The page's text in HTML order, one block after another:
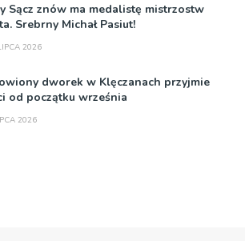
Sącz znów ma medalistę mistrzostw
Srebrny Michał Pasiut!
2026
dworek w Klęczanach przyjmie
od początku września
2026